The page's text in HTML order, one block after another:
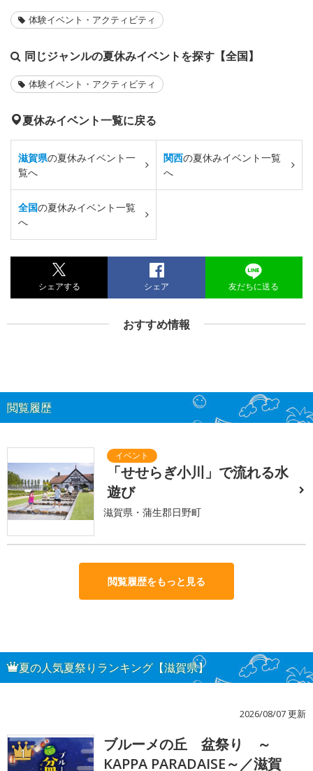
体験イベント・アクティビティ
同じジャンルの夏休みイベントを探す【全国】
体験イベント・アクティビティ
夏休みイベント一覧に戻る
滋賀県の夏休みイベント一
覧へ
関西の夏休みイベント一覧
へ
全国の夏休みイベント一覧
へ
シェアする シェア 友だちに送る
おすすめ情報
閲覧履歴
「せせらぎ小川」で流れる水
遊び
滋賀県・蒲生郡日野町
閲覧履歴をもっと見る
夏の人気夏祭りランキング【滋賀県】
2026/08/07 更新
1
ブルーメの丘 盆祭り ～
KAPPA PARADAISE～／滋賀